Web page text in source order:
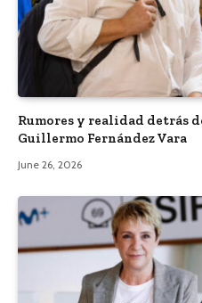
Rumores y realidad detrás
Guillermo Fernández Vara
June 26, 2026